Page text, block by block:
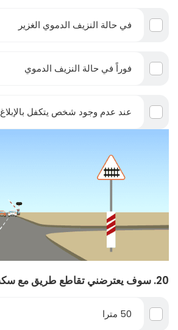
في حالة النزيف الدموي الغزير
فوراً في حالة النزيف الدموي
عند عدم وجود شخص يتكفل بالإبلاغ
20. سوف يعترضني تقاطع طريق مع سكة حديدية على بعد :
50 مترا